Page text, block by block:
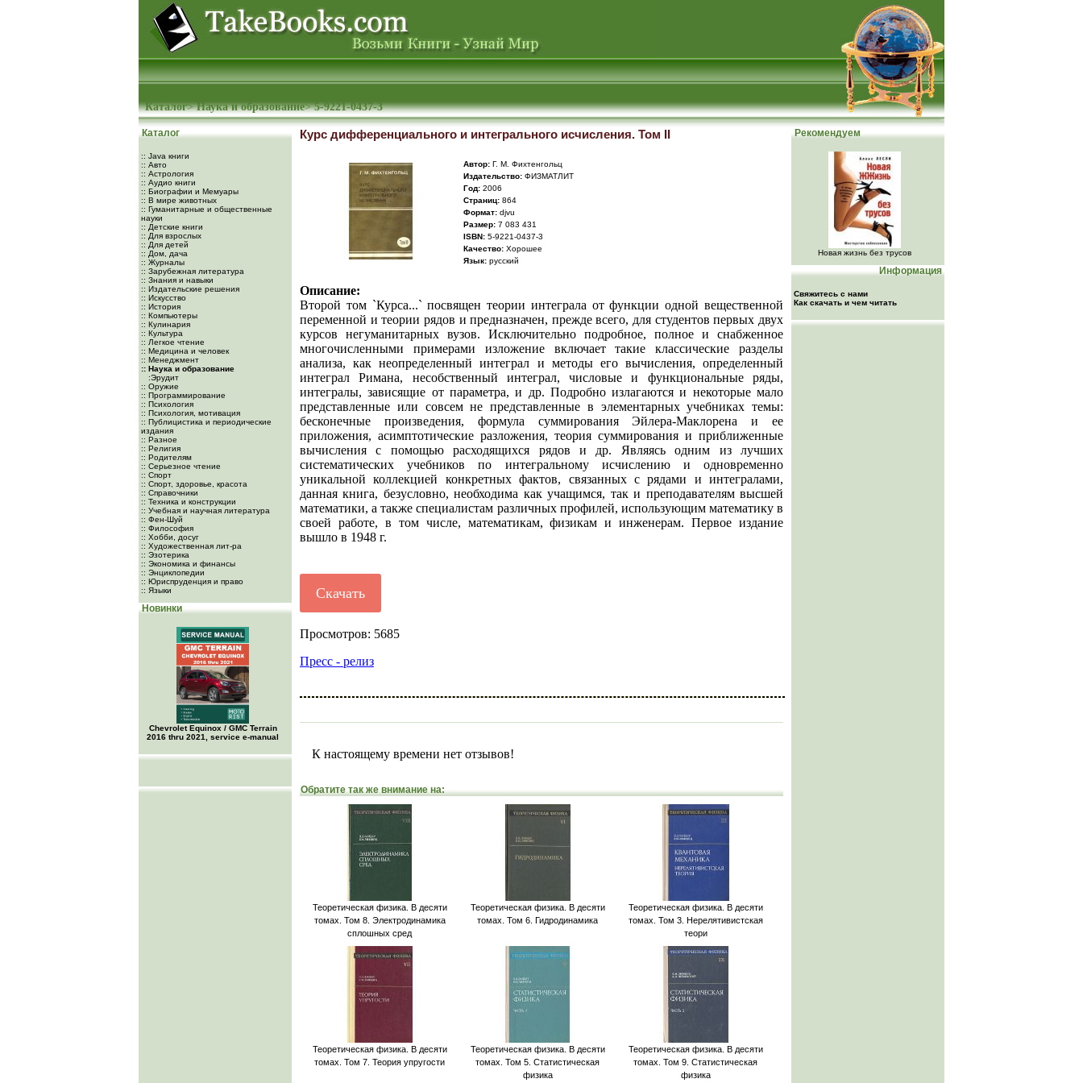
Каталог>Наука и образование>5-9221-0437-3
Каталог
:: Java книги
:: Авто
:: Астрология
:: Аудио книги
:: Биографии и Мемуары
:: В мире животных
:: Гуманитарные и общественные
науки
:: Детские книги
:: Для взрослых
:: Для детей
:: Дом, дача
:: Журналы
:: Зарубежная литература
:: Знания и навыки
:: Издательские решения
:: Искусство
:: История
:: Компьютеры
:: Кулинария
:: Культура
:: Легкое чтение
:: Медицина и человек
:: Менеджмент
:: Наука и образование
:Эрудит
:: Оружие
:: Программирование
:: Психология
:: Психология, мотивация
:: Публицистика и периодические
издания
:: Разное
:: Религия
:: Родителям
:: Серьезное чтение
:: Спорт
:: Спорт, здоровье, красота
:: Справочники
:: Техника и конструкции
:: Учебная и научная литература
:: Фен-Шуй
:: Философия
:: Хобби, досуг
:: Художественная лит-ра
:: Эзотерика
:: Экономика и финансы
:: Энциклопедии
:: Юриспруденция и право
:: Языки
Новинки
Chevrolet Equinox / GMC Terrain
2016 thru 2021, service e-manual
Курс дифференциального и интегрального исчисления. Том II
Автор: Г. М. Фихтенгольц
Издательство: ФИЗМАТЛИТ
Год: 2006
Cтраниц: 864
Формат: djvu
Размер: 7 083 431
ISBN: 5-9221-0437-3
Качество: Хорошее
Язык: русский
Описание:
Второй том `Курса...` посвящен теории интеграла от функции одной вещественной
переменной и теории рядов и предназначен, прежде всего, для студентов первых двух
курсов негуманитарных вузов. Исключительно подробное, полное и снабженное
многочисленными примерами изложение включает такие классические разделы
анализа, как неопределенный интеграл и методы его вычисления, определенный
интеграл Римана, несобственный интеграл, числовые и функциональные ряды,
интегралы, зависящие от параметра, и др. Подробно излагаются и некоторые мало
представленные или совсем не представленные в элементарных учебниках темы:
бесконечные произведения, формула суммирования Эйлера-Маклорена и ее
приложения, асимптотические разложения, теория суммирования и приближенные
вычисления с помощью расходящихся рядов и др. Являясь одним из лучших
систематических учебников по интегральному исчислению и одновременно
уникальной коллекцией конкретных фактов, связанных с рядами и интегралами,
данная книга, безусловно, необходима как учащимся, так и преподавателям высшей
математики, а также специалистам различных профилей, использующим математику в
своей работе, в том числе, математикам, физикам и инженерам. Первое издание
вышло в 1948 г.
Скачать
Просмотров: 5685
Пресс - релиз
К настоящему времени нет отзывов!
Обратите так же внимание на:
Теоретическая физика. В десяти
томах. Том 8. Электродинамика
сплошных сред
Теоретическая физика. В десяти
томах. Том 6. Гидродинамика
Теоретическая физика. В десяти
томах. Том 3. Нерелятивистская
теори
Теоретическая физика. В десяти
томах. Том 7. Теория упругости
Теоретическая физика. В десяти
томах. Том 5. Статистическая
физика
Теоретическая физика. В десяти
томах. Том 9. Статистическая
физика
Рекомендуем
Новая жизнь без трусов
Информация
Свяжитесь с нами
Как скачать и чем читать